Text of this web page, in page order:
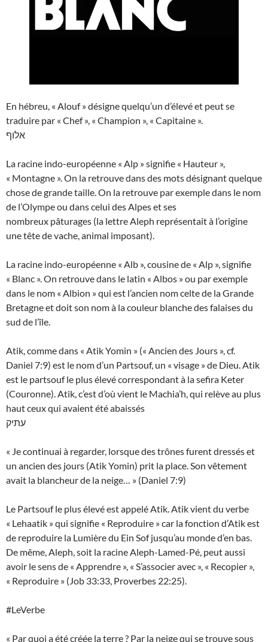
En hébreu, « Alouf » désigne quelqu’un d’élevé et peut se
traduire par « Chef », « Champion », « Capitaine ».
אלוף
La racine indo-européenne « Alp » signifie « Hauteur »,
« Montagne ». On la retrouve dans des mots désignant quelque
chose de grande taille. On la retrouve par exemple dans le nom
de l’Olympe ou dans celui des Alpes et ses
nombreux pâturages (la lettre Aleph représentait à l’origine
une tête de vache, animal imposant).
La racine indo-européenne « Alb », cousine de « Alp », signifie
« Blanc ». On retrouve dans le latin « Albos » ou par exemple
dans le nom « Albion » qui est l’ancien nom celte de la Grande
Bretagne et doit son nom à la couleur blanche des falaises du
sud de l’île.
Atik, comme dans « Atik Yomin » (« Ancien des Jours », cf.
Daniel 7:9) est le nom d’un Partsouf, un « visage » de Dieu. Atik
est le partsouf le plus élevé correspondant à la sefira Keter
(Couronne). Atik, c’est d’où vient le Machia’h, qui relève au plus
haut ceux qui avaient été abaissés
עתיק
« Je continuai à regarder, lorsque des trônes furent dressés et
un ancien des jours (Atik Yomin) prit la place. Son vêtement
avait la blancheur de la neige… » (Daniel 7:9)
Le Partsouf le plus élevé est appelé Atik. Atik vient du verbe
« Lehaatik » qui signifie « Reproduire » car la fonction d’Atik est
de reproduire la Lumière du Ein Sof jusqu’au monde d’en bas.
De même, Aleph, soit la racine Aleph-Lamed-Pé, peut aussi
avoir le sens de « Apprendre », « S’associer avec », « Recopier »,
« Reproduire » (Job 33:33, Proverbes 22:25).
#LeVerbe
« Par quoi a été créée la terre ? Par la neige qui se trouve sous